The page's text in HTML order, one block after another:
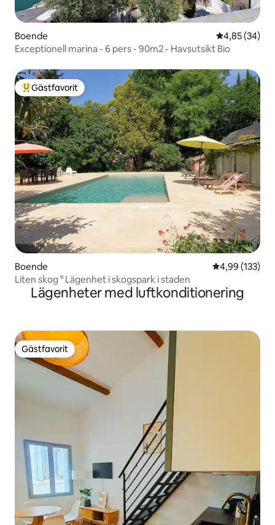
Boende 4,85 av 5 i
4,85 (34)
Exceptionell marina - 6 pers - 90m2 - Havsutsikt Bio
Populär gästfavorit
Gästfavorit
Boende 4,99 av 5 i
4,99 (133)
Liten skog ° Lägenhet i skogspark i staden
Lägenheter med luftkonditionering
Gästfavorit
Gästfavorit